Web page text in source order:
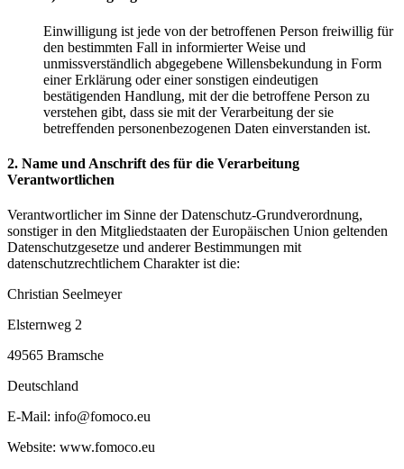
Einwilligung ist jede von der betroffenen Person freiwillig für
den bestimmten Fall in informierter Weise und
unmissverständlich abgegebene Willensbekundung in Form
einer Erklärung oder einer sonstigen eindeutigen
bestätigenden Handlung, mit der die betroffene Person zu
verstehen gibt, dass sie mit der Verarbeitung der sie
betreffenden personenbezogenen Daten einverstanden ist.
2. Name und Anschrift des für die Verarbeitung
Verantwortlichen
Verantwortlicher im Sinne der Datenschutz-Grundverordnung,
sonstiger in den Mitgliedstaaten der Europäischen Union geltenden
Datenschutzgesetze und anderer Bestimmungen mit
datenschutzrechtlichem Charakter ist die:
Christian Seelmeyer
Elsternweg 2
49565 Bramsche
Deutschland
E-Mail: info@fomoco.eu
Website: www.fomoco.eu